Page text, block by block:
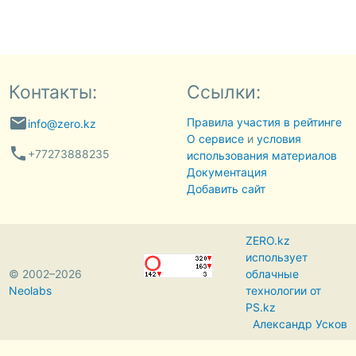
Контакты:
emailinfo@zero.kz
phone +77273888235
Ссылки:
Правила участия в рейтинге
О сервисеи условия
использования материалов
Документация
Добавить сайт
© 2002–2026
Neolabs
ZERO.kz
использует
облачные
технологии от
PS.kz
Александр Усков